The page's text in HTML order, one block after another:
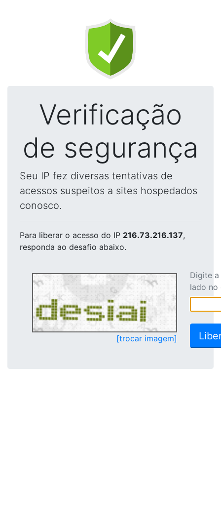
Verificação
de segurança
Seu IP fez diversas tentativas de
acessos suspeitos a sites hospedados
conosco.
Para liberar o acesso do IP 216.73.216.137,
responda ao desafio abaixo.
[trocar imagem]
Digite
lado no